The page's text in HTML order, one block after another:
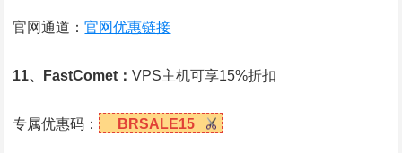
官网通道：官网优惠链接
11、FastComet：VPS主机可享15%折扣
专属优惠码： BRSALE15